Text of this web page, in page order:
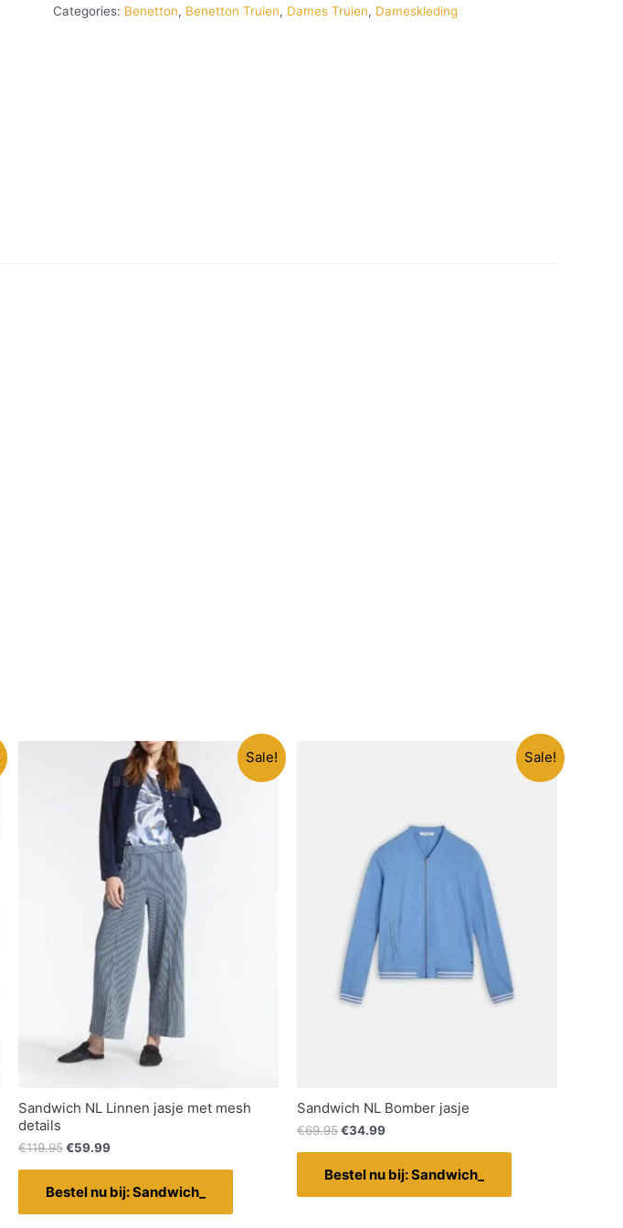
Categories: Benetton, Benetton Truien, Dames Truien, Dameskleding
Sale!
Sandwich NL Linnen jasje met mesh
details
€119.95€59.99
Bestel nu bij: Sandwich_
Sale!
Sandwich NL Bomber jasje
€69.95€34.99
Bestel nu bij: Sandwich_